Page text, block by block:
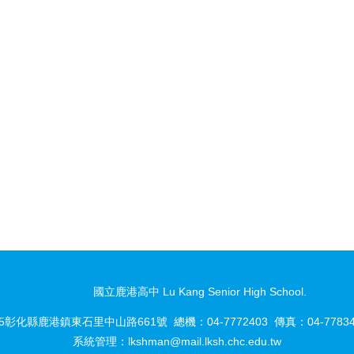
國立鹿港高中 Lu Kang Senior High School.
彰化縣鹿港鎮東石里中山路661號 總機：04-7772403 傳真：04-
系統管理： lkshman@mail.lksh.chc.edu.tw